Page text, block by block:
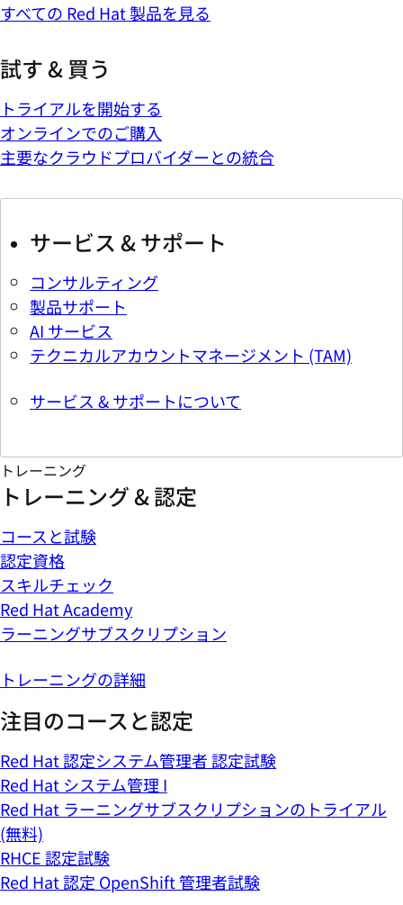
すべての Red Hat 製品を見る
試す & 買う
トライアルを開始する
オンラインでのご購入
主要なクラウドプロバイダーとの統合
サービス & サポート
コンサルティング
製品サポート
AI サービス
テクニカルアカウントマネージメント (TAM)
サービス & サポートについて
トレーニング
トレーニング & 認定
コースと試験
認定資格
スキルチェック
Red Hat Academy
ラーニングサブスクリプション
トレーニングの詳細
注目のコースと認定
Red Hat 認定システム管理者 認定試験
Red Hat システム管理 I
Red Hat ラーニングサブスクリプションのトライアル
(無料)
RHCE 認定試験
Red Hat 認定 OpenShift 管理者試験